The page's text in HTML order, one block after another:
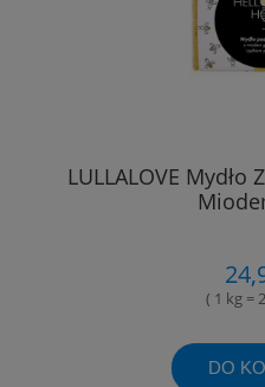
LULLALOVE Mydło
( 1 kg =
DO